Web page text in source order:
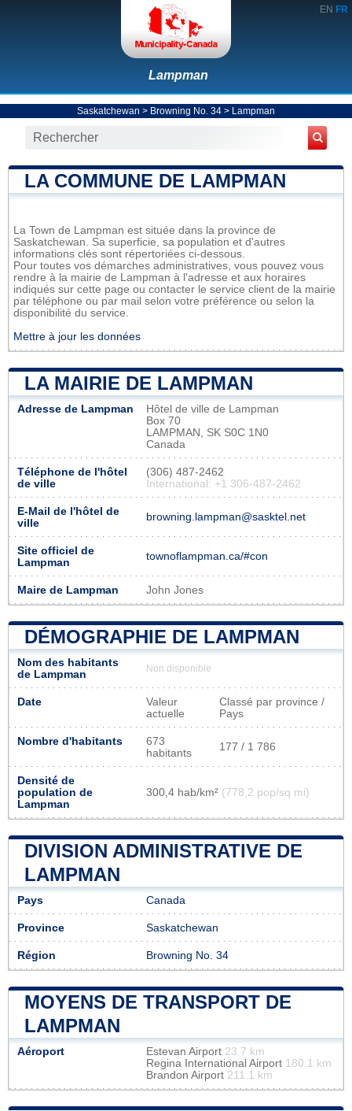
EN FR
Lampman
Saskatchewan > Browning No. 34 > Lampman
LA COMMUNE DE LAMPMAN
La Town de Lampman est située dans la province de
Saskatchewan. Sa superficie, sa population et d'autres
informations clés sont répertoriées ci-dessous.
Pour toutes vos démarches administratives, vous pouvez vous
rendre à la mairie de Lampman à l'adresse et aux horaires
indiqués sur cette page ou contacter le service client de la mairie
par téléphone ou par mail selon votre préférence ou selon la
disponibilité du service.
Mettre à jour les données
LA MAIRIE DE LAMPMAN
Adresse de Lampman
Hôtel de ville de Lampman
Box 70
LAMPMAN, SK S0C 1N0
Canada
Téléphone de l'hôtel
de ville
(306) 487-2462
International: +1 306-487-2462
E-Mail de l'hôtel de
ville
browning.lampman@sasktel.net
Site officiel de
Lampman
townoflampman.ca/#con
Maire de Lampman John Jones
DÉMOGRAPHIE DE LAMPMAN
Nom des habitants
de Lampman
Non disponible
Date
Valeur
actuelle
Classé par province /
Pays
Nombre d'habitants
673
habitants
177 / 1 786
Densité de
population de
Lampman
300,4 hab/km² (778,2 pop/sq mi)
DIVISION ADMINISTRATIVE DE
LAMPMAN
Pays Canada
Province Saskatchewan
Région Browning No. 34
MOYENS DE TRANSPORT DE
LAMPMAN
Aéroport Estevan Airport 23.7 km
Regina International Airport 180.1 km
Brandon Airport 211.1 km